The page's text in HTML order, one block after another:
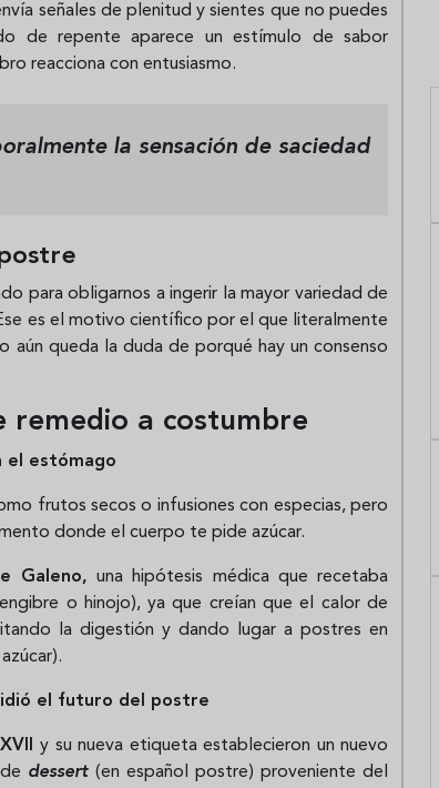
señales de plenitud y sientes que no puedes
de repente aparece un estímulo de sabor
reacciona con entusiasmo.
la sensación de saciedad
para obligarnos a ingerir la mayor variedad de
es el motivo científico por el que literalmente
aún queda la duda de porqué hay un consenso
remedio a costumbre
el estómago
frutos secos o infusiones con especias, pero
donde el cuerpo te pide azúcar.
Galeno, una hipótesis médica que recetaba
o hinojo), ya que creían que el calor de
la digestión y dando lugar a postres en
el futuro del postre
y su nueva etiqueta establecieron un nuevo
dessert (en español postre) proveniente del